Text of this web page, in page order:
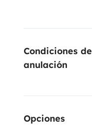
Condiciones de
anulación
Opciones